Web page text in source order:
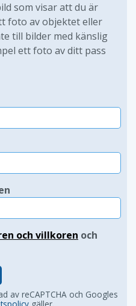
som visar att du är
foto av objektet eller
till bilder med känslig
ett foto av ditt pass
och villkoren och
av reCAPTCHA och Googles